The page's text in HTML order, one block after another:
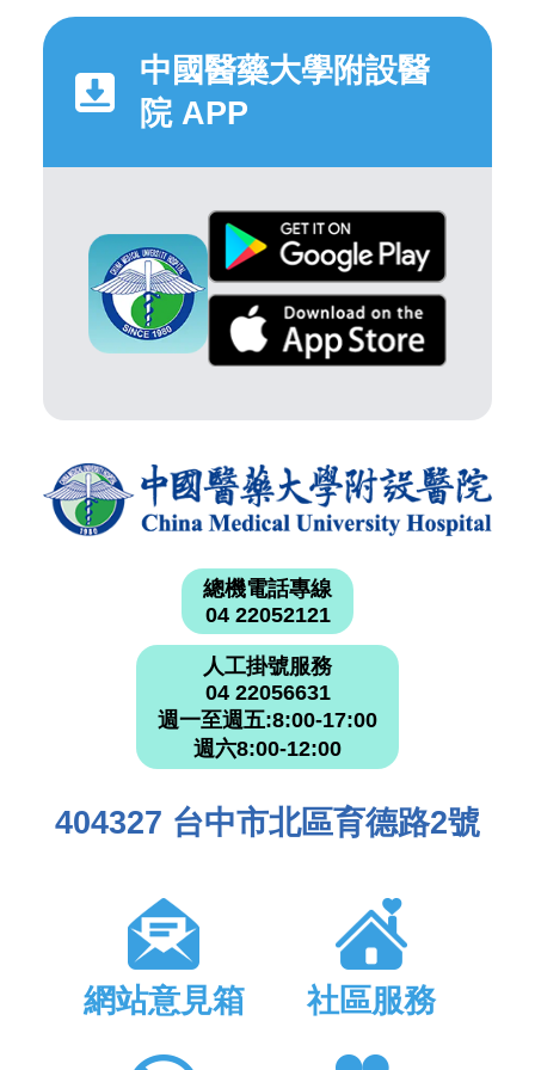
中國醫藥大學附設醫
院 APP
總機電話專線
04 22052121
人工掛號服務
04 22056631
週一至週五:8:00-17:00
週六8:00-12:00
404327 台中市北區育德路2號
網站意見箱 社區服務